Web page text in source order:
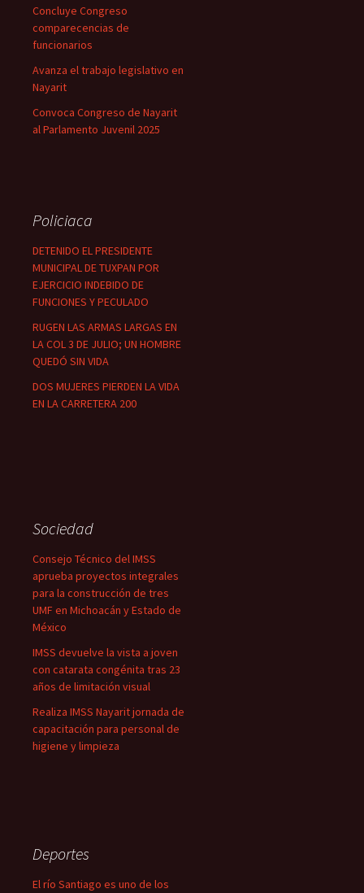
Concluye Congreso
comparecencias de
funcionarios
Avanza el trabajo legislativo en
Nayarit
Convoca Congreso de Nayarit
al Parlamento Juvenil 2025
Policiaca
DETENIDO EL PRESIDENTE
MUNICIPAL DE TUXPAN POR
EJERCICIO INDEBIDO DE
FUNCIONES Y PECULADO
RUGEN LAS ARMAS LARGAS EN
LA COL 3 DE JULIO; UN HOMBRE
QUEDÓ SIN VIDA
DOS MUJERES PIERDEN LA VIDA
EN LA CARRETERA 200
Sociedad
Consejo Técnico del IMSS
aprueba proyectos integrales
para la construcción de tres
UMF en Michoacán y Estado de
México
IMSS devuelve la vista a joven
con catarata congénita tras 23
años de limitación visual
Realiza IMSS Nayarit jornada de
capacitación para personal de
higiene y limpieza
Deportes
El río Santiago es uno de los